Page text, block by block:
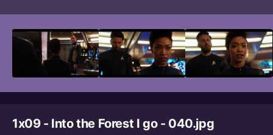
1x09 - Into the Forest I go - 040.jpg